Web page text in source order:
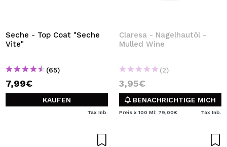
Seche - Top Coat "Seche
Vite"
(65)
7,99€
KAUFEN
Tax Inb.
Claresa - Nagelhautöl -
Mulled Wine
(2)
3,95€
BENACHRICHTIGE MICH
Preis x 100 Ml: 79,00€ Tax Inb.